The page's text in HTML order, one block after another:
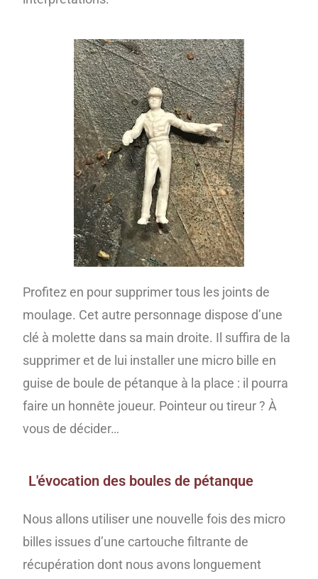
Profitez en pour supprimer tous les joints de
moulage. Cet autre personnage dispose d’une
clé à molette dans sa main droite. Il suffira de la
supprimer et de lui installer une micro bille en
guise de boule de pétanque à la place : il pourra
faire un honnête joueur. Pointeur ou tireur ? À
vous de décider…
L'évocation des boules de pétanque
Nous allons utiliser une nouvelle fois des micro
billes issues d’une cartouche filtrante de
récupération dont nous avons longuement